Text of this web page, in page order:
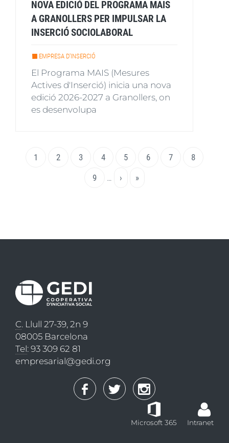
NOVA EDICIÓ DEL PROGRAMA MAIS
A GRANOLLERS PER IMPULSAR LA
INSERCIÓ SOCIOLABORAL
EMPRESA D'INSERCIÓ
El Programa MAIS (Mesures
Actives d'Inserció) inicia una nova
edició 2026-2027 a Granollers, on
es desenvolupa
PaginacióPàgina
1 Page
2 Page
3 Page
4 Page
5 Page
6 Page
7 Page
8
Page
9 …
Pàgina
›
Última
»
C. Llull 27-39, 2n 9
08005 Barcelona
Tel: 93 309 62 81
empresarial@gedi.org
Microsoft 365 Intranet